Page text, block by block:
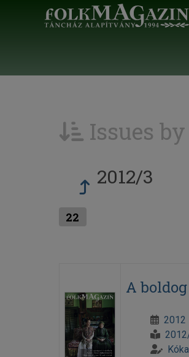
Issues
2012/3
22
A
2012